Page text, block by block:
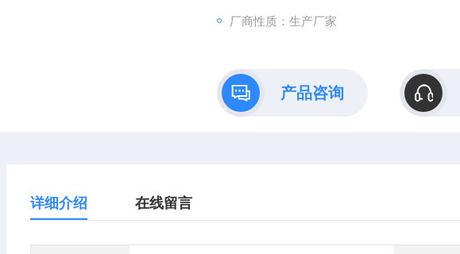
厂商性质：生产厂家
产品咨询
详细介绍 在线留言